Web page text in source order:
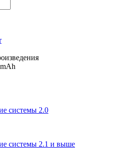
системы 2.0
системы 2.1 и выше